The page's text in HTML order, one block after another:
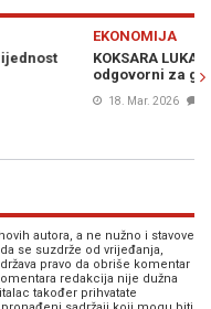
SUDOM: Traže se
autora, a ne nužno i stavove
se suzdrže od vrijeđanja,
pravo da obriše komentar
redakcija nije dužna
također prihvatate